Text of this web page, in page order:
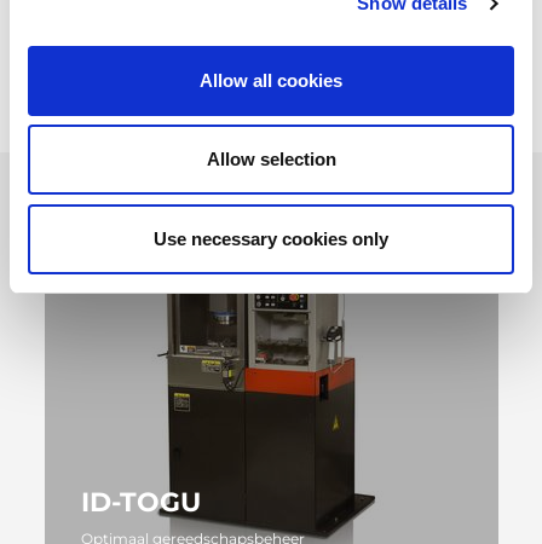
Allow all cookies
Allow selection
Use necessary cookies only
slijpen.
ID-TOGU
Optimaal gereedschapsbeheer